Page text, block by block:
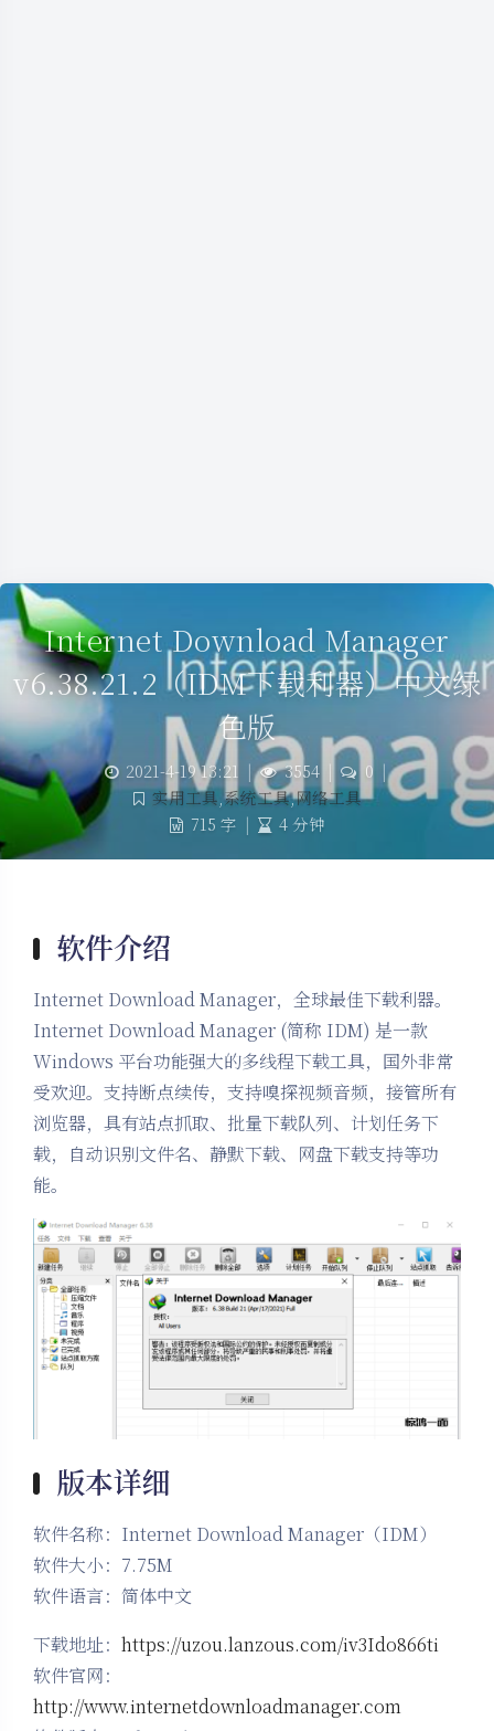
Internet Download Manager
v6.38.21.2（IDM下载利器）中文绿
色版
2021-4-19 13:21 | 3554 | 0 |
实用工具 ,系统工具,网络工具
715 字 | 4 分钟
软件介绍
Internet Download Manager，全球最佳下载利器。
Internet Download Manager (简称 IDM) 是一款
Windows 平台功能强大的多线程下载工具，国外非常
受欢迎。支持断点续传，支持嗅探视频音频，接管所有
浏览器，具有站点抓取、批量下载队列、计划任务下
载，自动识别文件名、静默下载、网盘下载支持等功
能。
版本详细
软件名称：Internet Download Manager（IDM）
软件大小：7.75M
软件语言：简体中文
下载地址： https://uzou.lanzous.com/iv3Ido866ti
软件官网：
http://www.internetdownloadmanager.com